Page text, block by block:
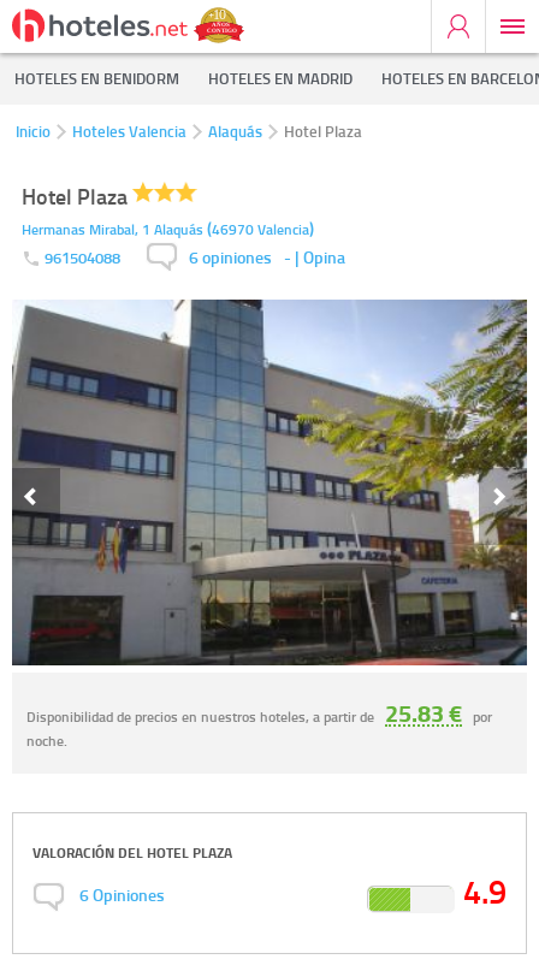
HOTELES EN BENIDORM HOTELES EN MADRID HOTELES EN
Inicio Hoteles Valencia Alaquás Hotel Plaza
Hotel Plaza
Hermanas Mirabal, 1 Alaquás (46970Valencia)
961504088 6 opiniones - | Opina
Disponibilidad de precios en nuestros hoteles, a partir de 25.83 € por
noche.
VALORACIÓN DEL HOTEL PLAZA
6Opiniones 4.9